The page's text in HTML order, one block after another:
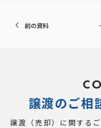
前の資料
譲渡のご相
譲渡（売却）に関する